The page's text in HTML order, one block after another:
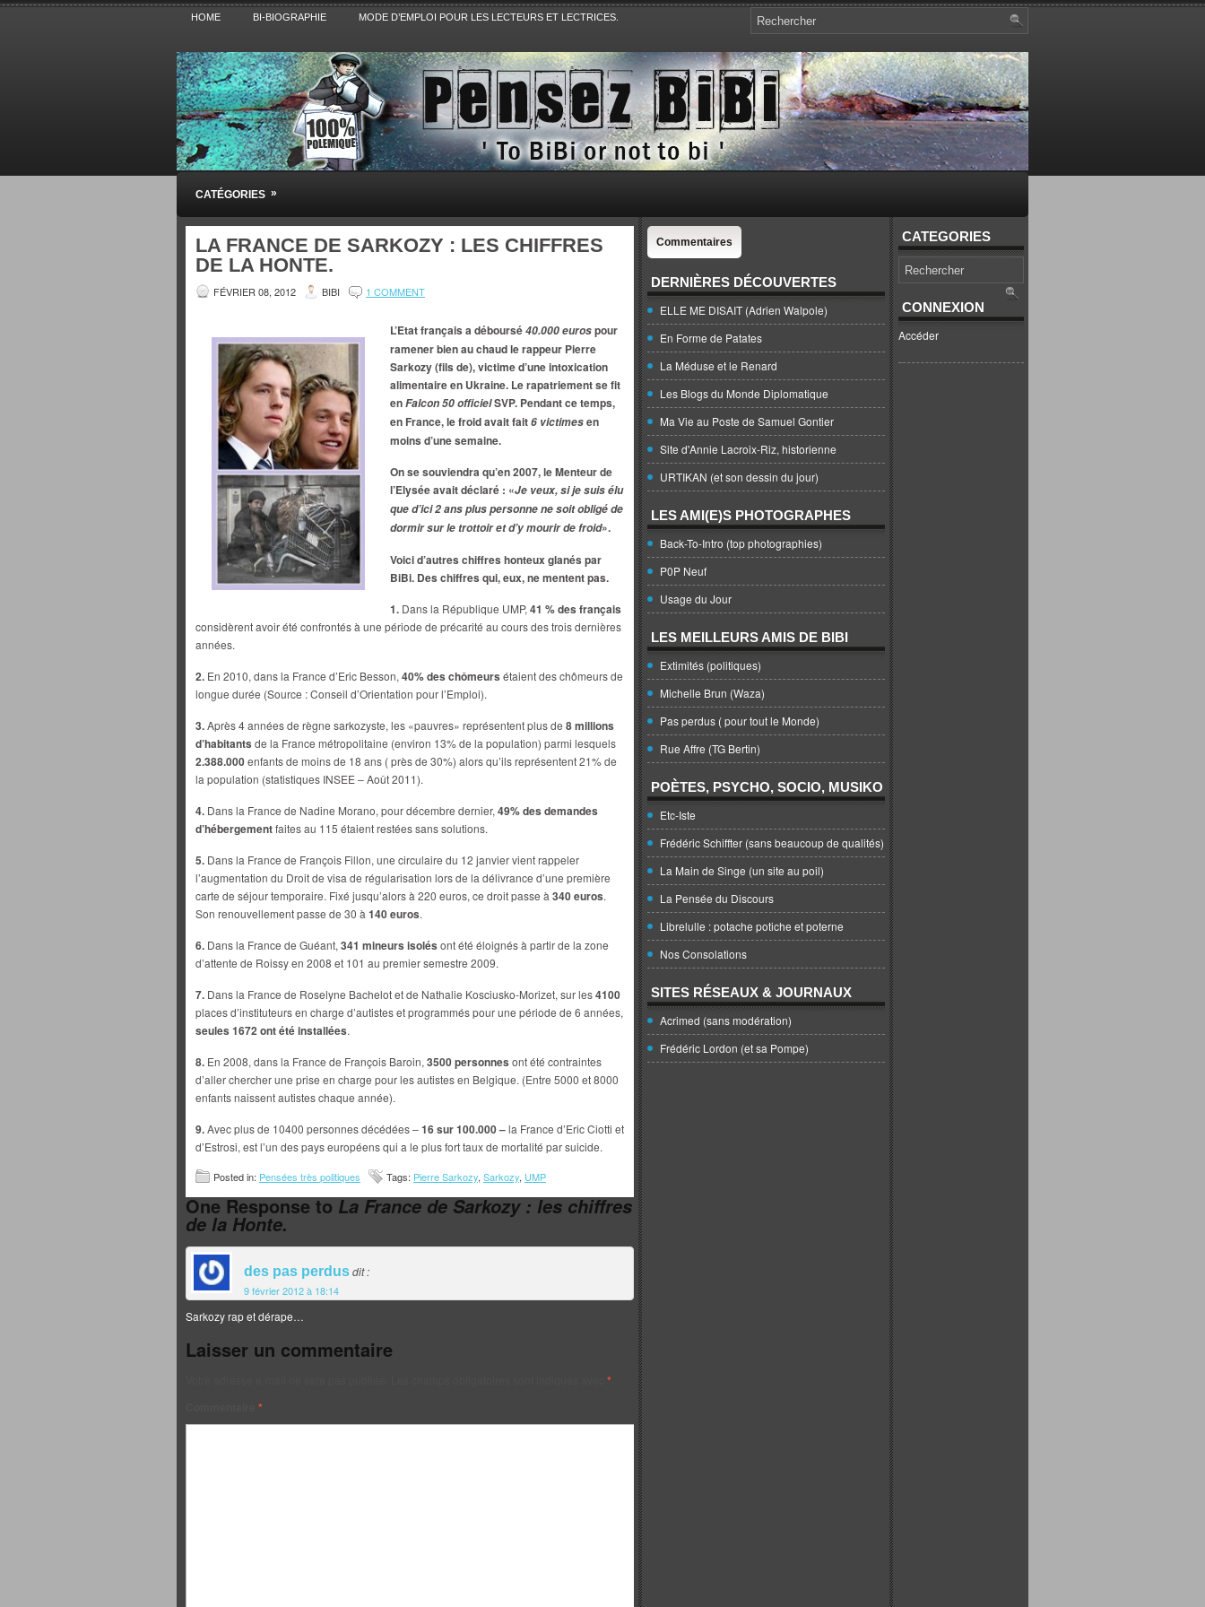
HOME BI-BIOGRAPHIE MODE D’EMPLOI POUR LES LECTEURS ET LECTRICES.
Pensez BiBi
Blog polémique sur l'Actualité, la Culture, la Politique, le Sport,. Avec Revue de presse et de blogs.
CATÉGORIES »
LA FRANCE DE SARKOZY : LES CHIFFRES
DE LA HONTE.
FÉVRIER 08, 2012 BIBI 1 COMMENT
L’Etat français a déboursé40.000 eurospour
ramener bien au chaud le rappeur Pierre
Sarkozy (fils de), victime d’une intoxication
alimentaire en Ukraine. Le rapatriement se fit
enFalcon 50 officielSVP. Pendant ce temps,
en France, le froid avait fait6 victimesen
moins d’une semaine.
On se souviendra qu’en 2007, le Menteur de
l’Elysée avait déclaré : «Je veux, si je suis élu
que d’ici 2 ans plus personne ne soit obligé de
dormir sur le trottoir et d’y mourir de froid».
Voici d’autres chiffres honteux glanés par
BiBi. Des chiffres qui, eux, ne mentent pas.
1. Dans la République UMP, 41 % des français
considèrent avoir été confrontés à une période de précarité au cours des trois dernières
années.
2. En 2010, dans la France d’Eric Besson, 40% des chômeurs étaient des chômeurs de
longue durée (Source : Conseil d’Orientation pour l’Emploi).
3.Après 4 années de règne sarkozyste, les «pauvres» représentent plus de 8 millions
d’habitants de la France métropolitaine (environ 13% de la population) parmi lesquels
2.388.000enfants de moins de 18 ans ( près de 30%) alors qu’ils représentent 21% de
la population (statistiques INSEE – Août 2011).
4. Dans la France de Nadine Morano, pour décembre dernier, 49% des demandes
d’hébergementfaites au 115 étaient restées sans solutions.
5. Dans la France de François Fillon, une circulaire du 12 janvier vient rappeler
l’augmentation du Droit de visa de régularisation lors de la délivrance d’une première
carte de séjour temporaire. Fixé jusqu’alors à 220 euros, ce droit passe à 340 euros.
Son renouvellement passe de 30 à 140 euros.
6. Dans la France de Guéant, 341 mineurs isolés ont été éloignés à partir de la zone
d’attente de Roissy en 2008 et 101 au premier semestre 2009.
7. Dans la France de Roselyne Bachelot et de Nathalie Kosciusko-Morizet, sur les4100
places d’instituteurs en charge d’autistes et programmés pour une période de 6 années,
seules 1672 ont été installées.
8. En 2008, dans la France de François Baroin, 3500 personnes ont été contraintes
d’aller chercher une prise en charge pour les autistes en Belgique. (Entre 5000 et 8000
enfants naissent autistes chaque année).
9.Avec plus de 10400 personnes décédées –16 sur 100.000 –la France d’Eric Ciotti et
d’Estrosi, est l’un des pays européens qui a le plus fort taux de mortalité par suicide.
Posted in: Pensées très politiques Tags: Pierre Sarkozy, Sarkozy, UMP
One Response toLa France de Sarkozy : les chiffres
de la Honte.
des pas perdusdit :
9 février 2012 à 18:14
Sarkozy rap et dérape…
Laisser un commentaire
*
*
Commentaires
DERNIÈRES DÉCOUVERTES
ELLE ME DISAIT (Adrien Walpole)
En Forme de Patates
La Méduse et le Renard
Les Blogs du Monde Diplomatique
Ma Vie au Poste de Samuel Gontier
Site d'Annie Lacroix-Riz, historienne
URTIKAN (et son dessin du jour)
LES AMI(E)S PHOTOGRAPHES
Back-To-Intro (top photographies)
P0P Neuf
Usage du Jour
LES MEILLEURS AMIS DE BIBI
Extimités (politiques)
Michelle Brun (Waza)
Pas perdus ( pour tout le Monde)
Rue Affre (TG Bertin)
POÈTES, PSYCHO, SOCIO, MUSIKO
Etc-Iste
Frédéric Schiffter (sans beaucoup de qualités)
La Main de Singe (un site au poil)
La Pensée du Discours
Librelulle : potache potiche et poterne
Nos Consolations
SITES RÉSEAUX & JOURNAUX
Acrimed (sans modération)
Frédéric Lordon (et sa Pompe)
CATEGORIES
CONNEXION
Accéder